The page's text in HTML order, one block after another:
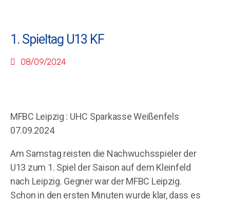
1. Spieltag U13 KF
08/09/2024
MFBC Leipzig : UHC Sparkasse Weißenfels
07.09.2024
Am Samstag reisten die Nachwuchsspieler der
U13 zum 1. Spiel der Saison auf dem Kleinfeld
nach Leipzig. Gegner war der MFBC Leipzig.
Schon in den ersten Minuten wurde klar, dass es